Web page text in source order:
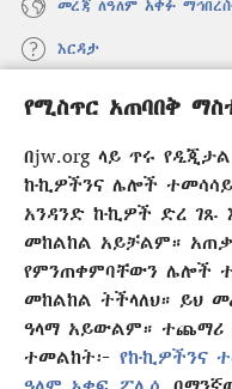
የሚስጥር አጠባበቅ
በjw.org ላይ ጥሩ
ኩኪዎችንና ሌሎች
አንዳንድ ኩኪዎች ድረ ገጹ
መከልከል አይቻልም።
የምንጠቀምባቸውን ሌሎች
መከልከል ትችላለህ። ይህ
ዓላማ አይውልም። ተጨማሪ
ተመልከት፦ የኩኪዎችንና
መረጃ ለዓለም አቀፉ
እርዳታ
መዋጮዎች
(አዲስ
ክፈት)
የመጠበቂያ ግንብ
(አዲስ
ዊንዶው
®
(አዲስ
ዊንዶው
JW Library ® አፕሊኬሽን